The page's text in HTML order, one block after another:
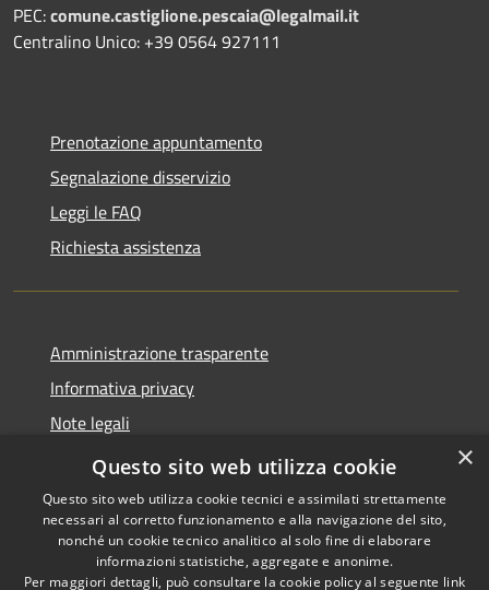
PEC:comune.castiglione.pescaia@legalmail.it
Centralino Unico: +39 0564 927111
Prenotazione appuntamento
Segnalazione disservizio
Leggi le FAQ
Richiesta assistenza
Amministrazione trasparente
Informativa privacy
Note legali
Dichiarazione di accessibilità
Copyright © 2026 • Comune di
×
Questo sito web utilizza cookie
Questo sito web utilizza cookie tecnici e assimilati strettamente
necessari al corretto funzionamento e alla navigazione del sito,
nonché un cookie tecnico analitico al solo fine di elaborare
informazioni statistiche, aggregate e anonime.
Per maggiori dettagli, può consultare la cookie policy al seguente link